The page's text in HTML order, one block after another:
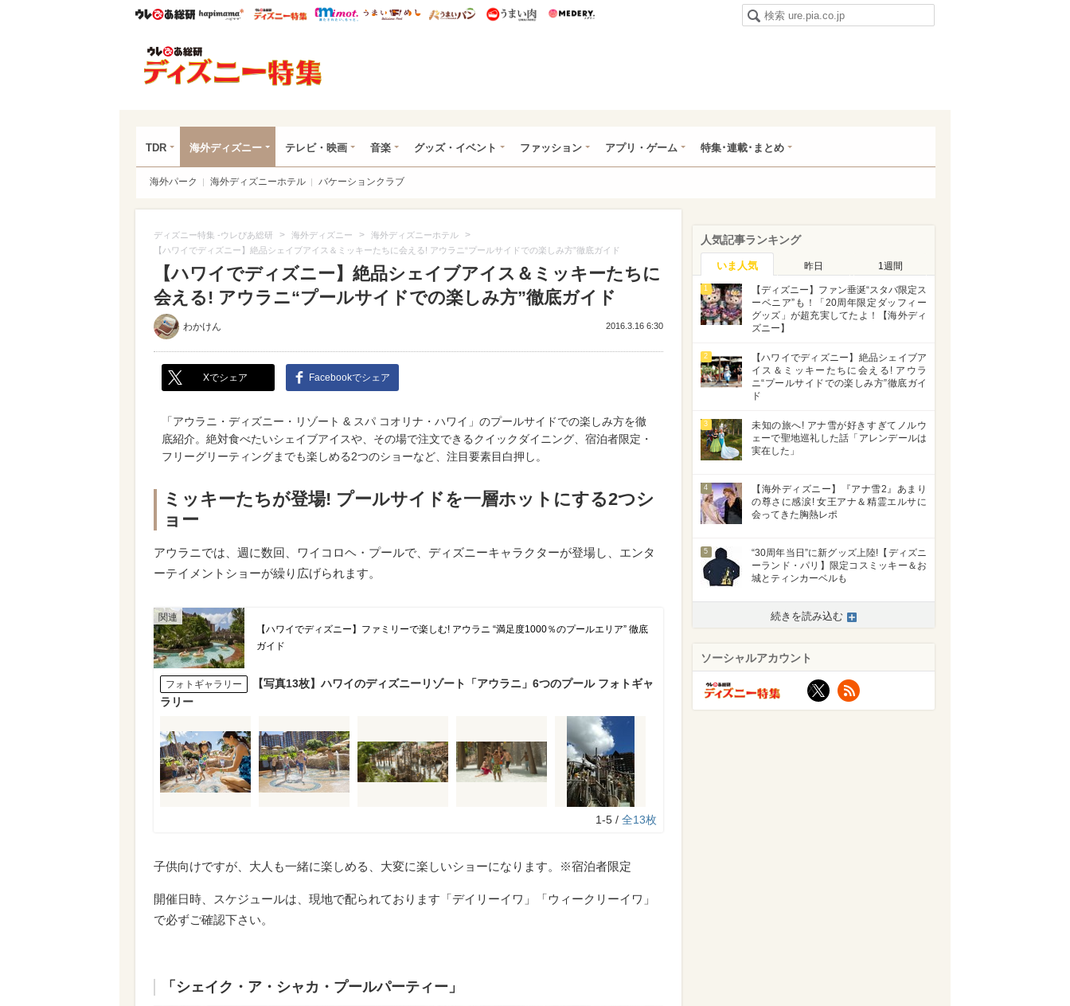
ウレぴあ総研ハピママ* ウレぴあ総研 ディズニー特集
mimot. うまいめし うまいパン うまい肉
TDR 海外ディズニー テレビ・映画 音楽 グッズ・イベント ファッション アプリ・ゲーム 特集･連載･まとめ
海外パーク 海外ディズニーホテル バケーションクラブ
ディズニー特集 -ウレぴあ総研 > 海外ディズニー > 海外ディズニーホテル >
【ハワイでディズニー】絶品シェイブアイス＆ミッキーたちに会える! アウラニ“プールサイドでの楽しみ方”徹底ガイド
【ハワイでディズニー】絶品シェイブアイス＆ミッキーたちに
会える! アウラニ“プールサイドでの楽しみ方”徹底ガイド
わかけん 2016.3.16 6:30
Xでシェア Facebookでシェア
「アウラニ・ディズニー・リゾート & スパ コオリナ・ハワイ」のプールサイドでの楽しみ方を徹
底紹介。絶対食べたいシェイブアイスや、その場で注文できるクイックダイニング、宿泊者限定・
フリーグリーティングまでも楽しめる2つのショーなど、注目要素目白押し。
ミッキーたちが登場! プールサイドを一層ホットにする2つシ
ョー
アウラニでは、週に数回、ワイコロヘ・プールで、ディズニーキャラクターが登場し、エンタ
ーテイメントショーが繰り広げられます。
【ハワイでディズニー】ファミリーで楽しむ! アウラニ “満足度1000％のプールエリア” 徹底
ガイド
フォトギャラリー
【写真13枚】ハワイのディズニーリゾート「アウラニ」6つのプール フォトギャ
ラリー
1-5 / 全13枚
子供向けですが、大人も一緒に楽しめる、大変に楽しいショーになります。※宿泊者限定
開催日時、スケジュールは、現地で配られております「デイリーイワ」「ウィークリーイワ」
で必ずご確認下さい。
「シェイク・ア・シャカ・プールパーティー」
人気記事ランキング
いま人気 昨日 1週間
1
【ディズニー】ファン垂涎“スタバ限定ス
ーベニア”も！「20周年限定ダッフィー
グッズ」が超充実してたよ！【海外ディ
ズニー】
2
【ハワイでディズニー】絶品シェイブア
イス＆ミッキーたちに会える! アウラ
ニ“プールサイドでの楽しみ方”徹底ガイ
ド
3
未知の旅へ! アナ雪が好きすぎてノルウ
ェーで聖地巡礼した話「アレンデールは
実在した」
4
【海外ディズニー】『アナ雪2』あまり
の尊さに感涙! 女王アナ＆精霊エルサに
会ってきた胸熱レポ
5
“30周年当日”に新グッズ上陸!【ディズニ
ーランド・パリ】限定コスミッキー＆お
城とティンカーベルも
続きを読み込む
ソーシャルアカウント
X